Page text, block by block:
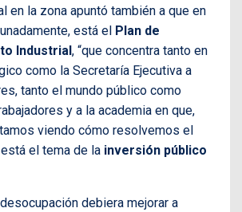
en la zona apuntó también a que en
está el Plan de
Industrial, “que concentra tanto en
como la Secretaría Ejecutiva a
tanto el mundo público como
y a la academia en que,
viendo cómo resolvemos el
el tema de la inversión público
debiera mejorar a